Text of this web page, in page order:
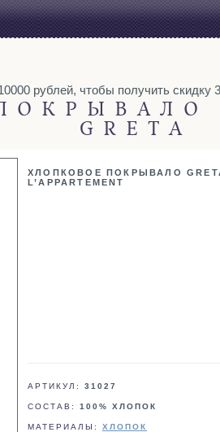
рублей, чтобы получить скидку
GRETA
ХЛОПКОВОЕ ПОКРЫВАЛО
L’APPARTEMENT
АРТИКУЛ: 31027
СОСТАВ: 100% ХЛОПОК
МАТЕРИАЛЫ: ХЛОПОК